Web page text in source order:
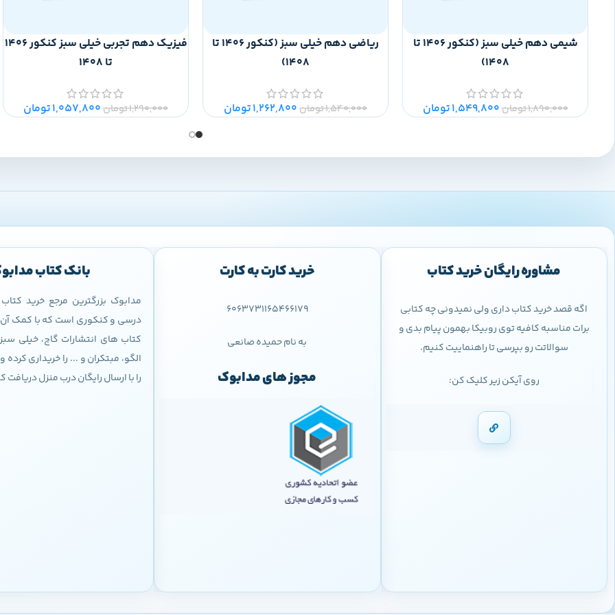
شیمی دهم خیلی سبز (کنکور 1406 تا
1408)
1,890,000تومان1,549,800تومان
ریاضی دهم خیلی سبز (کنکور 1406 تا
1408)
1,540,000تومان1,262,800تومان
فیزیک دهم تجربی خیلی سبز کنکور 1406
تا 1408
1,290,000تومان1,057,800تومان
مشاوره رایگان خرید کتاب
اگه قصد خرید کتاب داری ولی نمیدونی چه کتابی
برات مناسبه کافیه توی روبیکا بهمون پیام بدی و
سوالاتت رو بپرسی تا راهنماییت کنیم.
روی آیکن زیر کلیک کن:
خرید کارت به کارت
6063731165466179
به نام حمیده صانعی
مجوز های مدابوک
بانک کتاب
مدابوک بزرگترین مرجع خرید
درسی و کنکوری است که با کمک آن
کتاب های انتشارات گاج، خیلی
الگو، مبتکران و ... را خریداری
را با ارسال رایگان درب منزل دریافت